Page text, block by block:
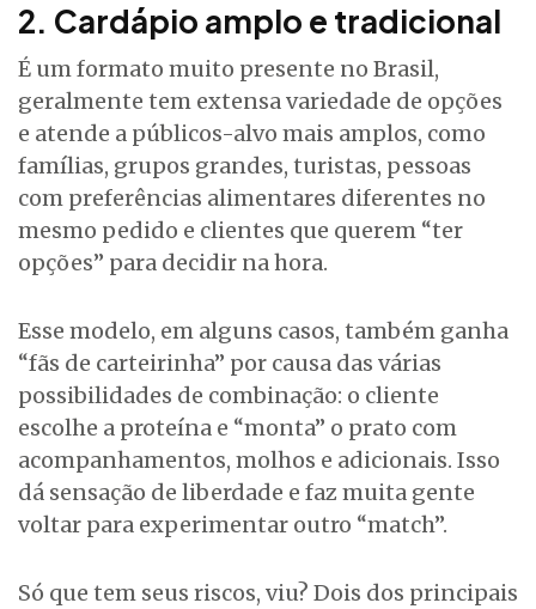
2. Cardápio amplo e tradicional
É um formato muito presente no Brasil,
geralmente tem extensa variedade de opções
e atende a públicos-alvo mais amplos, como
famílias, grupos grandes, turistas, pessoas
com preferências alimentares diferentes no
mesmo pedido e clientes que querem “ter
opções” para decidir na hora.
Esse modelo, em alguns casos, também ganha
“fãs de carteirinha” por causa das várias
possibilidades de combinação: o cliente
escolhe a proteína e “monta” o prato com
acompanhamentos, molhos e adicionais. Isso
dá sensação de liberdade e faz muita gente
voltar para experimentar outro “match”.
Só que tem seus riscos, viu? Dois dos principais